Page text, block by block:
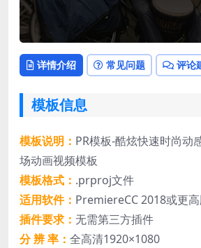
详情介绍 常见问题 评论
模板信息
模板说明： PR模板-酷炫快速时尚动
场动画视频模板
模板格式： .prproj文件
适用软件： PremiereCC 2018或更
插件要求： 无需第三方插件
分 辨 率： 全高清1920×1080